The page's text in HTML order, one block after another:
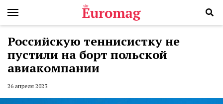
Российскую теннисистку не
пустили на борт польской
авиакомпании
26 апреля 2023